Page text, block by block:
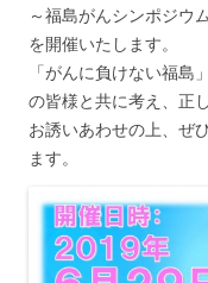
～福島がんシンポジウ
を開催いたします。
「がんに負けない福島
の皆様と共に考え、正
お誘いあわせの上、ぜ
ます。